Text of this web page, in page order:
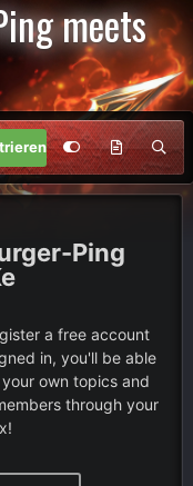
meets
Ping
a free account
in, you'll be able
own topics and
through your